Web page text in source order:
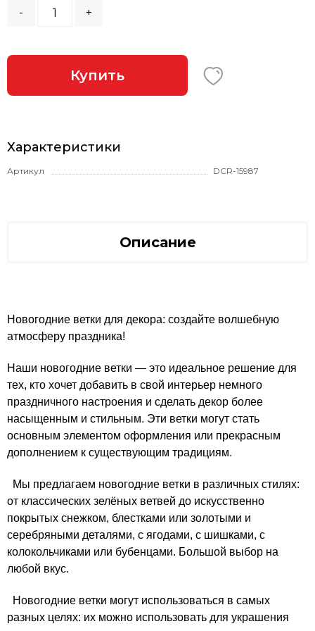
- +
Купить
Характеристики
Артикул DCR-15987
Описание
Новогодние ветки для декора: создайте волшебную
атмосферу праздника!
Наши новогодние ветки — это идеальное решение для
тех, кто хочет добавить в свой интерьер немного
праздничного настроения и сделать декор более
насыщенным и стильным. Эти ветки могут стать
основным элементом оформления или прекрасным
дополнением к существующим традициям.
Мы предлагаем новогодние ветки в различных стилях:
от классических зелёных ветвей до искусственно
покрытых снежком, блестками или золотыми и
серебряными деталями, с ягодами, с шишками, с
колокольчиками или бубенцами. Большой выбор на
любой вкус.
Новогодние ветки могут использоваться в самых
разных целях: их можно использовать для украшения